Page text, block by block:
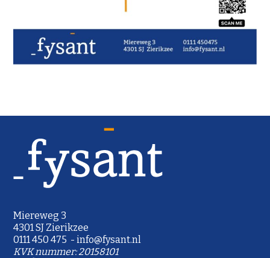
Miereweg 3
4301 SJ Zierikzee
0111 450 475 - info@fysant.nl
KVK nummer: 20158101